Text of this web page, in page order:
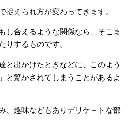
捉えられ方が変わってきます。
し合えるような関係なら、そこま
りするものです。
と出かけたときなどに、このよう
と驚かされてしまうことがあるよ
、趣味などもありデリケ－トな部